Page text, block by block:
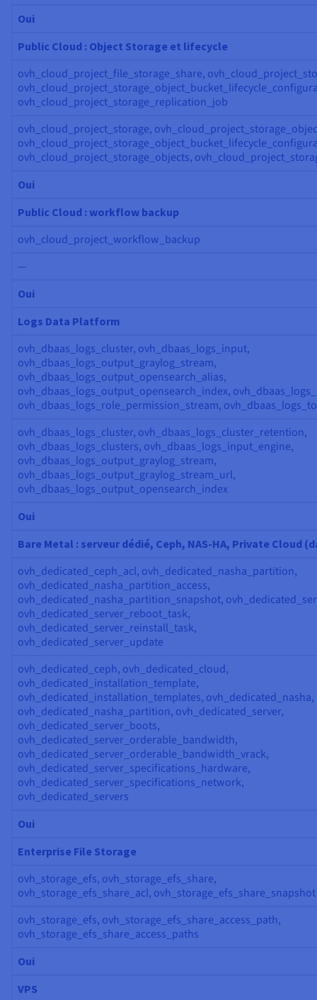
Oui
Public Cloud : Object Storage et lifecycle
ovh_cloud_project_file_storage_share,
ovh_cloud_project_storage_replication_job
ovh_cloud_project_storage,
ovh_cloud_project_storage_objects,
Oui
Public Cloud : workflow backup
ovh_cloud_project_workflow_backup
—
Oui
Logs Data Platform
ovh_dbaas_logs_cluster, ovh_dbaas_logs_input,
ovh_dbaas_logs_output_graylog_stream,
ovh_dbaas_logs_output_opensearch_alias,
ovh_dbaas_logs_output_opensearch_index,
ovh_dbaas_logs_role_permission_stream,
ovh_dbaas_logs_cluster, ovh_dbaas_logs_cluster_retention,
ovh_dbaas_logs_clusters, ovh_dbaas_logs_input_engine,
ovh_dbaas_logs_output_graylog_stream,
ovh_dbaas_logs_output_graylog_stream_url,
ovh_dbaas_logs_output_opensearch_index
Oui
Bare Metal : serveur dédié, Ceph, NAS-HA, Private Cloud
ovh_dedicated_ceph_acl, ovh_dedicated_nasha_partition,
ovh_dedicated_nasha_partition_access,
ovh_dedicated_nasha_partition_snapshot,
ovh_dedicated_server_reboot_task,
ovh_dedicated_server_reinstall_task,
ovh_dedicated_server_update
ovh_dedicated_ceph, ovh_dedicated_cloud,
ovh_dedicated_installation_template,
ovh_dedicated_installation_templates, ovh_dedicated_nasha,
ovh_dedicated_nasha_partition, ovh_dedicated_server,
ovh_dedicated_server_boots,
ovh_dedicated_server_orderable_bandwidth,
ovh_dedicated_server_orderable_bandwidth_vrack,
ovh_dedicated_server_specifications_hardware,
ovh_dedicated_server_specifications_network,
ovh_dedicated_servers
Oui
Enterprise File Storage
ovh_storage_efs, ovh_storage_efs_share,
ovh_storage_efs_share_acl, ovh_storage_efs_share_snapshot
ovh_storage_efs, ovh_storage_efs_share_access_path,
ovh_storage_efs_share_access_paths
Oui
VPS